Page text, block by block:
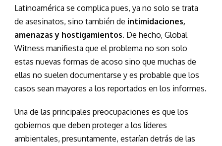
Latinoamérica se complica pues, ya no solo se trata
de asesinatos, sino también de intimidaciones,
amenazas y hostigamientos. De hecho, Global
Witness manifiesta que el problema no son solo
estas nuevas formas de acoso sino que muchas de
ellas no suelen documentarse y es probable que los
casos sean mayores a los reportados en los informes.
Una de las principales preocupaciones es que los
gobiernos que deben proteger a los líderes
ambientales, presuntamente, estarían detrás de las